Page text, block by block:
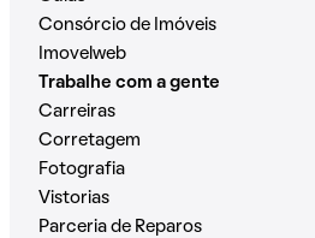
Consórcio de Imóveis
Imovelweb
Trabalhe com a gente
Carreiras
Corretagem
Fotografia
Vistorias
Parceria de Reparos